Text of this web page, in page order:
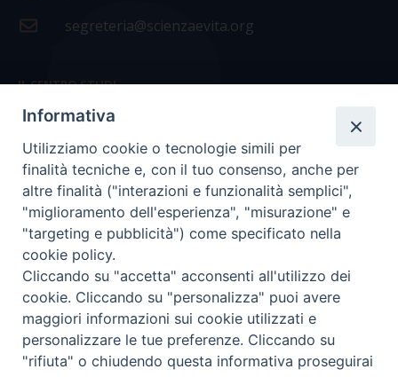
segreteria@scienzaevita.org
IL CENTRO STUDI
La nostra storia
Statuto
Presidenza e ufficio presidenza
Consiglio scientifico
Coordinamento nazionale
COPYRIGHT Scienza & Vita - C.F96600690588- Tutti i
Informativa
Utilizziamo cookie o tecnologie simili per
finalità tecniche e, con il tuo consenso, anche per
altre finalità ("interazioni e funzionalità semplici",
"miglioramento dell'esperienza", "misurazione" e
"targeting e pubblicità") come specificato nella
cookie policy.
Cliccando su "accetta" acconsenti all'utilizzo dei
cookie. Cliccando su "personalizza" puoi avere
maggiori informazioni sui cookie utilizzati e
personalizzare le tue preferenze. Cliccando su
"rifiuta" o chiudendo questa informativa proseguirai